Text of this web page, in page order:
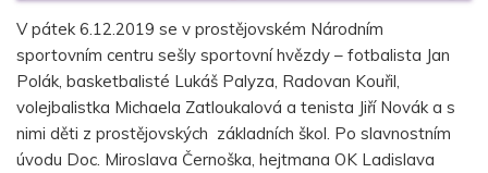
V pátek 6.12.2019 se v prostějovském Národním
sportovním centru sešly sportovní hvězdy – fotbalista Jan
Polák, basketbalisté Lukáš Palyza, Radovan Kouřil,
volejbalistka Michaela Zatloukalová a tenista Jiří Novák a s
nimi děti z prostějovských základních škol. Po slavnostním
úvodu Doc. Miroslava Černoška, hejtmana OK Ladislava